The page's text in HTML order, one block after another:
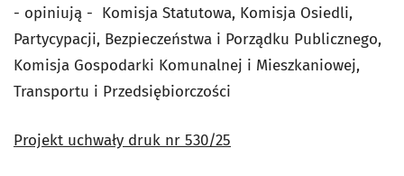
- opiniują - Komisja Statutowa, Komisja Osiedli,
Partycypacji, Bezpieczeństwa i Porządku Publicznego,
Komisja Gospodarki Komunalnej i Mieszkaniowej,
Transportu i Przedsiębiorczości
Projekt uchwały druk nr 530/25